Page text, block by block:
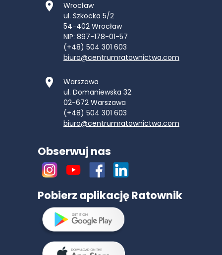
Wrocław
ul. Szkocka 5/2
54-402 Wrocław
NIP: 897-178-01-57
(+48) 504 301 603
biuro@centrumratownictwa.com
Warszawa
ul. Domaniewska 32
02-672 Warszawa
(+48) 504 301 603
biuro@centrumratownictwa.com
Obserwuj nas
Pobierz aplikację Ratownik